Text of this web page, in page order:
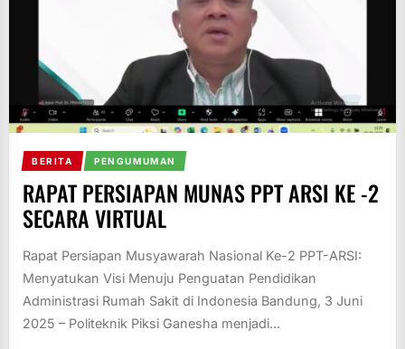
BERITA PENGUMUMAN
RAPAT PERSIAPAN MUNAS PPT ARSI KE -2
SECARA VIRTUAL
Rapat Persiapan Musyawarah Nasional Ke-2 PPT-ARSI:
Menyatukan Visi Menuju Penguatan Pendidikan
Administrasi Rumah Sakit di Indonesia Bandung, 3 Juni
2025 – Politeknik Piksi Ganesha menjadi...